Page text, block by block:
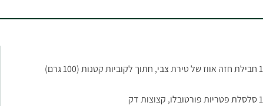
1 חבילת חזה אווז של טירת צבי, חתוך לקוביות קטנות (100 גרם)
1 סלסלת פטריות פורטובלו, קצוצות דק